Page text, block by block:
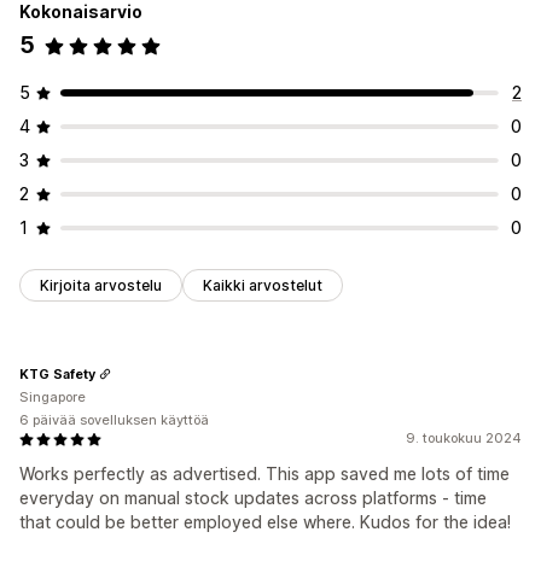
Kokonaisarvio
5
5
2
4
0
3
0
2
0
1
0
Kirjoita arvostelu Kaikki arvostelut
9. toukokuu 2024
Works perfectly as advertised. This app saved me lots of time
everyday on manual stock updates across platforms - time
that could be better employed else where. Kudos for the idea!
KTG Safety
Singapore
6 päivää sovelluksen käyttöä